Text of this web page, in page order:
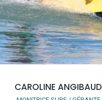
CAROLINE ANGIBAUD